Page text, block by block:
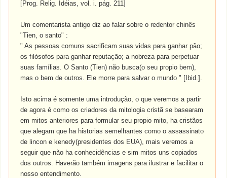
[Prog. Relig. Idéias, vol. i. pág. 211]
Um comentarista antigo diz ao falar sobre o redentor chinês
"Tien, o santo" :
" As pessoas comuns sacrificam suas vidas para ganhar pão;
os filósofos para ganhar reputação; a nobreza para perpetuar
suas famílias. O Santo (Tien) não busca(o seu propio bem),
mas o bem de outros. Ele morre para salvar o mundo " [Ibid.].
Isto acima é somente uma introdução, o que veremos a partir
de agora é como os criadores da mitologia cristã se basearam
em mitos anteriores para formular seu propio mito, ha cristãos
que alegam que ha historias semelhantes como o assassinato
de lincon e kenedy(presidentes dos EUA), mais veremos a
seguir que não ha conhecidências e sim mitos uns copiados
dos outros. Haverão também imagens para ilustrar e facilitar o
nosso entendimento.